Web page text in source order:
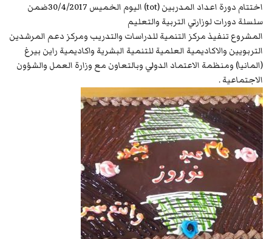
اختتام دورة اعداد المدربين (tot) اليوم الخميس 30/4/2017ضمن
سلسلة دورات لوزارتي التربية والتعليم
المشروع تنفيذ مركز التنمية للدراسات والتدريب ومركز دعم المرشدين
التربويين والاكاديمية العلمية للتنمية البشرية واكاديمية راين بيرغ
(المانيا) ومنظمة الاعتماد الدولي وبالتعاون مع وزارة العمل والشؤون
الاجتماعية .